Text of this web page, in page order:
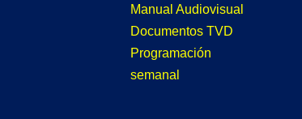
Manual Audiovisual
Documentos TVD
Programación
semanal